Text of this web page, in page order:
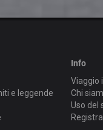
e leggende
Info
Viaggio
Chi
Uso del